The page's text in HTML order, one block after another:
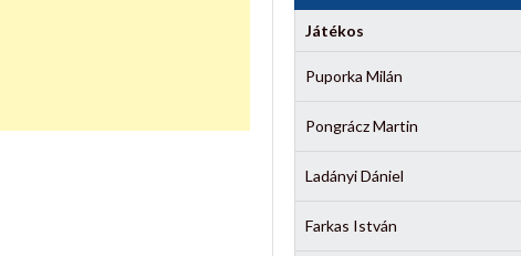
Játékos
Puporka Milán
Pongrácz Martin
Ladányi Dániel
Farkas István